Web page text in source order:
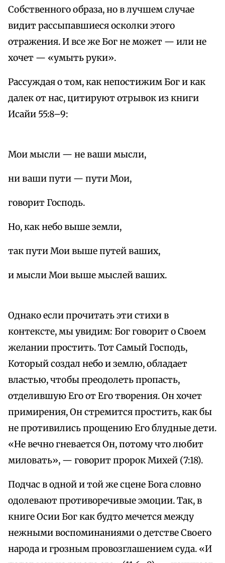
Собственного образа, но в лучшем случае
видит рассыпавшиеся осколки этого
отражения. И все же Бог не может — или не
хочет — «умыть руки».
Рассуждая о том, как непостижим Бог и как
далек от нас, цитируют отрывок из книги
Исайи 55:8–9:
Мои мысли — не ваши мысли,
ни ваши пути — пути Мои,
говорит Господь.
Но, как небо выше земли,
так пути Мои выше путей ваших,
и мысли Мои выше мыслей ваших.
Однако если прочитать эти стихи в
контексте, мы увидим: Бог говорит о Своем
желании простить. Тот Самый Господь,
Который создал небо и землю, обладает
властью, чтобы преодолеть пропасть,
отделившую Его от Его творения. Он хочет
примирения, Он стремится простить, как бы
не противились прощению Его блудные дети.
«Не вечно гневается Он, потому что любит
миловать», — говорит пророк Михей (7:18).
Подчас в одной и той же сцене Бога словно
одолевают противоречивые эмоции. Так, в
книге Осии Бог как будто мечется между
нежными воспоминаниями о детстве Своего
народа и грозным провозглашением суда. «И